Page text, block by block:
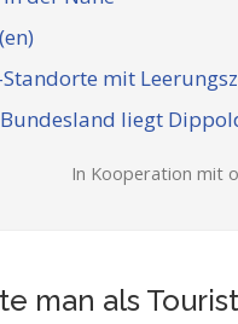
mit
liegt
In Kooperation mit
man als